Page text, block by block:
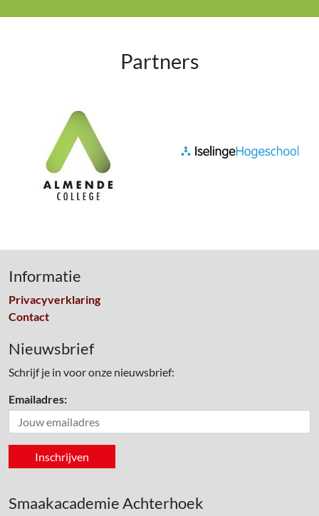
Partners
Informatie
Privacyverklaring
Contact
Nieuwsbrief
Schrijf je in voor onze nieuwsbrief:
Emailadres:
Smaakacademie Achterhoek